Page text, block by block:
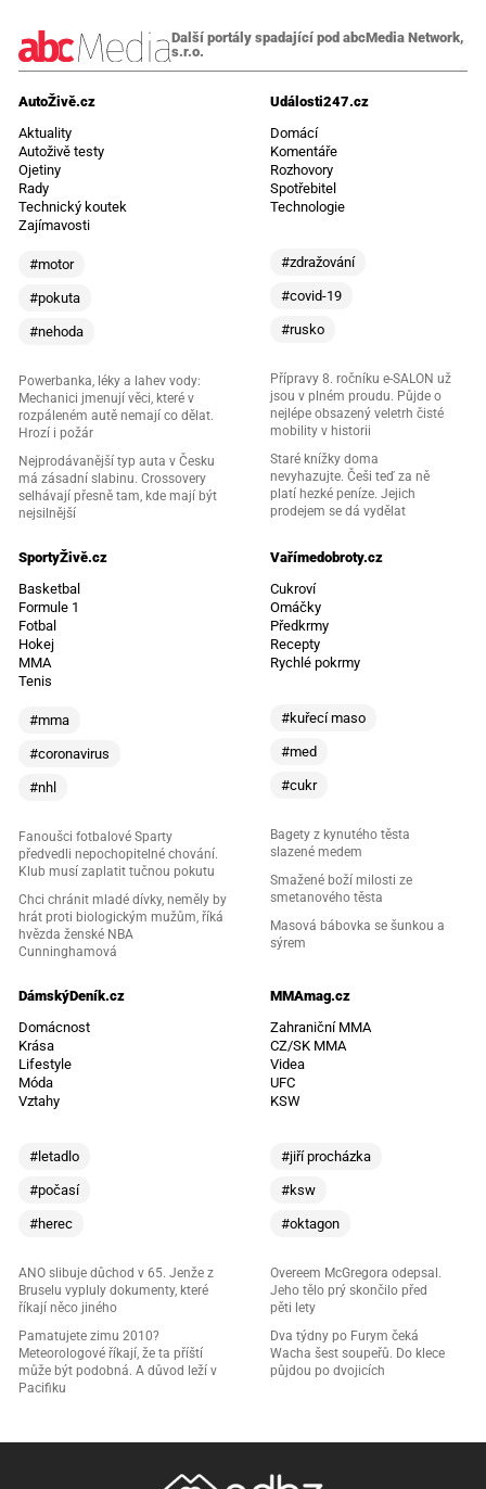
Další portály spadající pod abcMedia Network,
s.r.o.
AutoŽivě.cz
Aktuality
Autoživě testy
Ojetiny
Rady
Technický koutek
Zajímavosti
#motor
#pokuta
#nehoda
Powerbanka, léky a lahev vody:
Mechanici jmenují věci, které v
rozpáleném autě nemají co dělat.
Hrozí i požár
Nejprodávanější typ auta v Česku
má zásadní slabinu. Crossovery
selhávají přesně tam, kde mají být
nejsilnější
Události247.cz
Domácí
Komentáře
Rozhovory
Spotřebitel
Technologie
#zdražování
#covid-19
#rusko
Přípravy 8. ročníku e-SALON už
jsou v plném proudu. Půjde o
nejlépe obsazený veletrh čisté
mobility v historii
Staré knížky doma
nevyhazujte. Češi teď za ně
platí hezké peníze. Jejich
prodejem se dá vydělat
SportyŽivě.cz
Basketbal
Formule 1
Fotbal
Hokej
MMA
Tenis
#mma
#coronavirus
#nhl
Fanoušci fotbalové Sparty
předvedli nepochopitelné chování.
Klub musí zaplatit tučnou pokutu
Chci chránit mladé dívky, neměly by
hrát proti biologickým mužům, říká
hvězda ženské NBA
Cunninghamová
Vařímedobroty.cz
Cukroví
Omáčky
Předkrmy
Recepty
Rychlé pokrmy
#kuřecí maso
#med
#cukr
Bagety z kynutého těsta
slazené medem
Smažené boží milosti ze
smetanového těsta
Masová bábovka se šunkou a
sýrem
DámskýDeník.cz
Domácnost
Krása
Lifestyle
Móda
Vztahy
#letadlo
#počasí
#herec
ANO slibuje důchod v 65. Jenže z
Bruselu vypluly dokumenty, které
říkají něco jiného
Pamatujete zimu 2010?
Meteorologové říkají, že ta příští
může být podobná. A důvod leží v
Pacifiku
MMAmag.cz
Zahraniční MMA
CZ/SK MMA
Videa
UFC
KSW
#jiří procházka
#ksw
#oktagon
Overeem McGregora odepsal.
Jeho tělo prý skončilo před
pěti lety
Dva týdny po Furym čeká
Wacha šest soupeřů. Do klece
půjdou po dvojicích